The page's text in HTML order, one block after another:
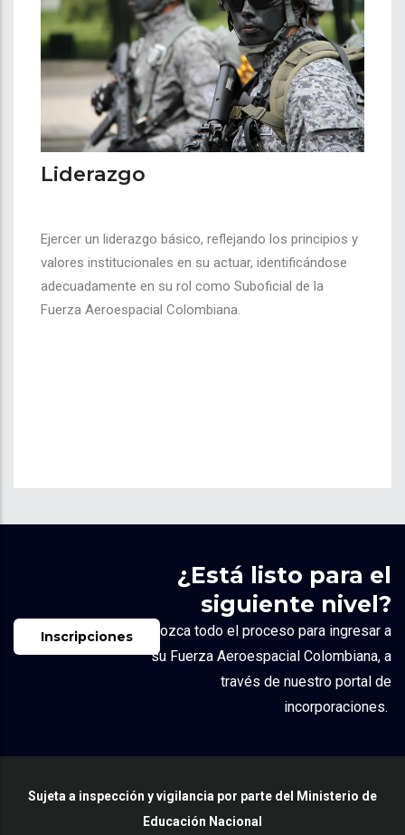
Liderazgo
Ejercer un liderazgo básico, reflejando los principios y
valores institucionales en su actuar, identificándose
adecuadamente en su rol como Suboficial de la
Fuerza Aeroespacial Colombiana.
¿Está listo para el
siguiente nivel?
Conozca todo el proceso para ingresar a
su Fuerza Aeroespacial Colombiana, a
través de nuestro portal de
incorporaciones.
Inscripciones
Sujeta a inspección y vigilancia por parte del Ministerio de
Educación Nacional